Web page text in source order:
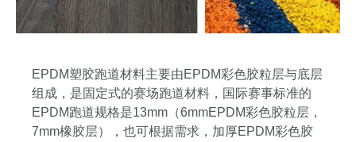
EPDM塑胶跑道材料主要由EPDM彩色胶粒层与底层
组成，是固定式的赛场跑道材料，国际赛事标准的
EPDM跑道规格是13mm（6mmEPDM彩色胶粒层，
7mm橡胶层），也可根据需求，加厚EPDM彩色胶